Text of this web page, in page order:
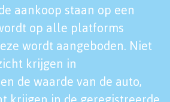
aankoop staan op een
op alle platforms
wordt aangeboden. Niet
krijgen in
de waarde van de auto,